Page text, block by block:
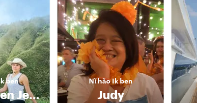
ben
Chia-chien Jessica
Nǐ hǎoIk ben
Judy